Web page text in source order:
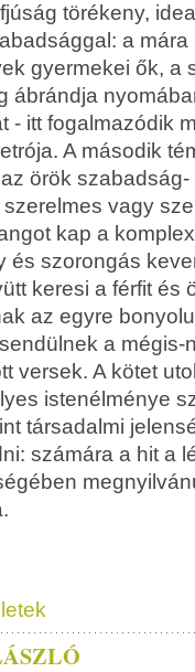
törékeny,
a
gyermekei ők, a
ábrándja
- itt fogalmazódik
A második
örök
vagy
kap a
és szorongás
keresi a férfit és
az egyre
a mégis-
versek. A kötet
istenélménye
társadalmi
számára a hit a